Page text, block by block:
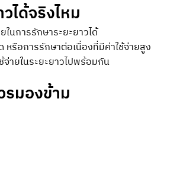
ได้จริงไหม
นการรักษาระยะยาวได้
รือการรักษาต่อเนื่องที่มีค่าใช้จ่ายสูง
ายในระยะยาวไปพร้อมกัน
รมองข้าม